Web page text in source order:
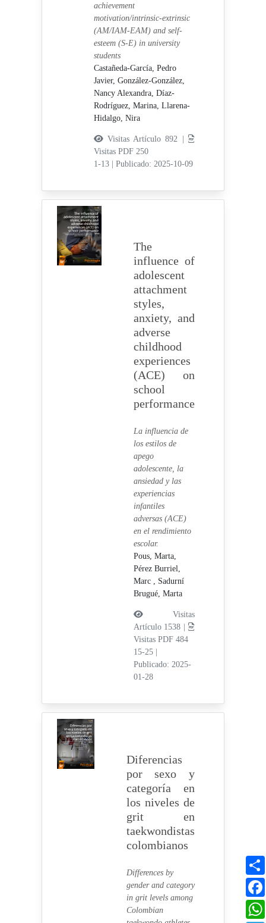
achievement
motivation/intrinsic-extrinsic
(AM/IAM-EAM) and self-
esteem (S-E) in university
students
Castañeda-García, Pedro
Javier, González-González,
Nancy Alexandra, Díaz-
Rodríguez, Marina, Llarena-
Hidalgo, Nira
Visitas Artículo 892 |
Visitas PDF 250
1-13
Publicado: 2025-10-09
The
influence of
adolescent
attachment
styles,
anxiety, and
adverse
childhood
experiences
(ACE) on
school
performance
La influencia de
los estilos de
apego
adolescente, la
ansiedad y las
experiencias
infantiles
adversas (ACE)
en el rendimiento
escolar.
Pous, Marta,
Pérez Burriel,
Marc , Sadurní
Brugué, Marta
Visitas
Artículo 1538 |
Visitas PDF 484
15-25
Publicado: 2025-
01-28
Diferencias
por sexo y
categoría en
los niveles de
grit en
taekwondistas
colombianos
Differences by
gender and category
in grit levels among
Colombian